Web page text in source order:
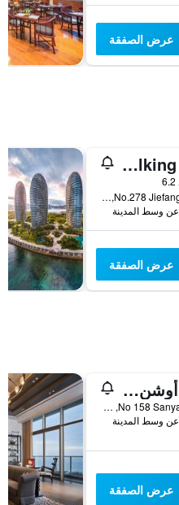
عرض الصفقة
City Comfort Inn Sanya Bay Walking Street
No.278 Jiefang 2nd Road, سانيا, الصين
عرض الصفقة
بولمان أوشن فيو سانيا باي ريزورت آند سبا
No 158 Sanya Bay Road, سانيا, الصين
عرض الصفقة